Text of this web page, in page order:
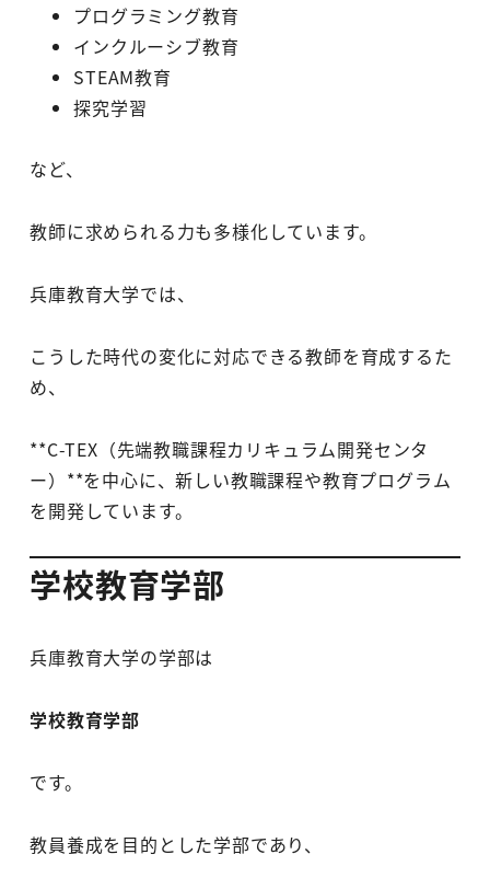
プログラミング教育
インクルーシブ教育
STEAM教育
探究学習
など、
教師に求められる力も多様化しています。
兵庫教育大学では、
こうした時代の変化に対応できる教師を育成するた
め、
**C-TEX（先端教職課程カリキュラム開発センタ
ー）**を中心に、新しい教職課程や教育プログラム
を開発しています。
学校教育学部
兵庫教育大学の学部は
学校教育学部
です。
教員養成を目的とした学部であり、